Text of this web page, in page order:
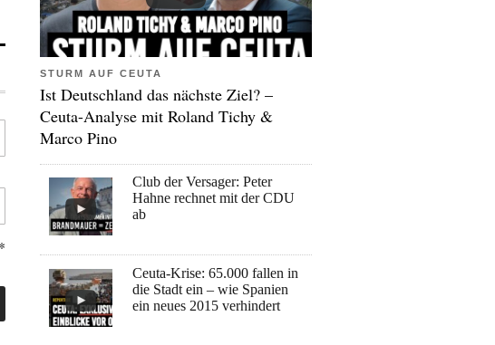
STURM AUF CEUTA
Ist Deutschland das nächste Ziel? –
Ceuta-Analyse mit Roland Tichy &
Marco Pino
Club der Versager: Peter
Hahne rechnet mit der CDU
ab
Ceuta-Krise: 65.000 fallen in
die Stadt ein – wie Spanien
ein neues 2015 verhindert